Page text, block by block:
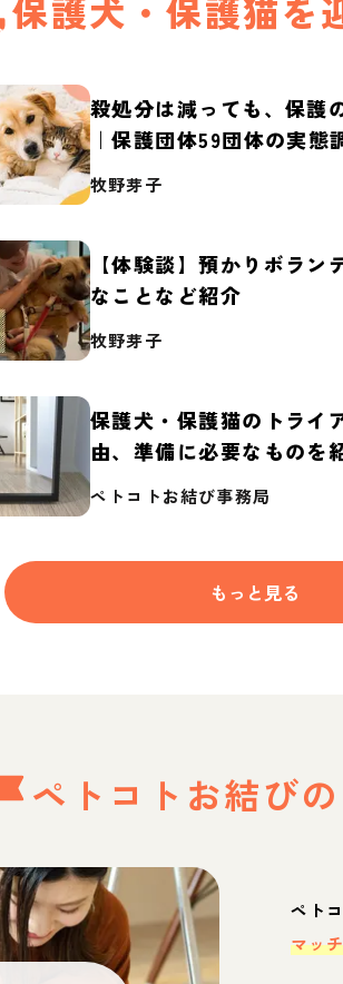
保護犬・保護猫を
殺処分は減っても、保護
｜保護団体59団体の実
2026】
牧野芽子
【体験談】預かりボラ
なことなど紹介
牧野芽子
保護犬・保護猫のトライ
由、準備に必要なものを
ペトコトお結び事務局
もっと見る
ペトコトお結びの
ペト
マッ